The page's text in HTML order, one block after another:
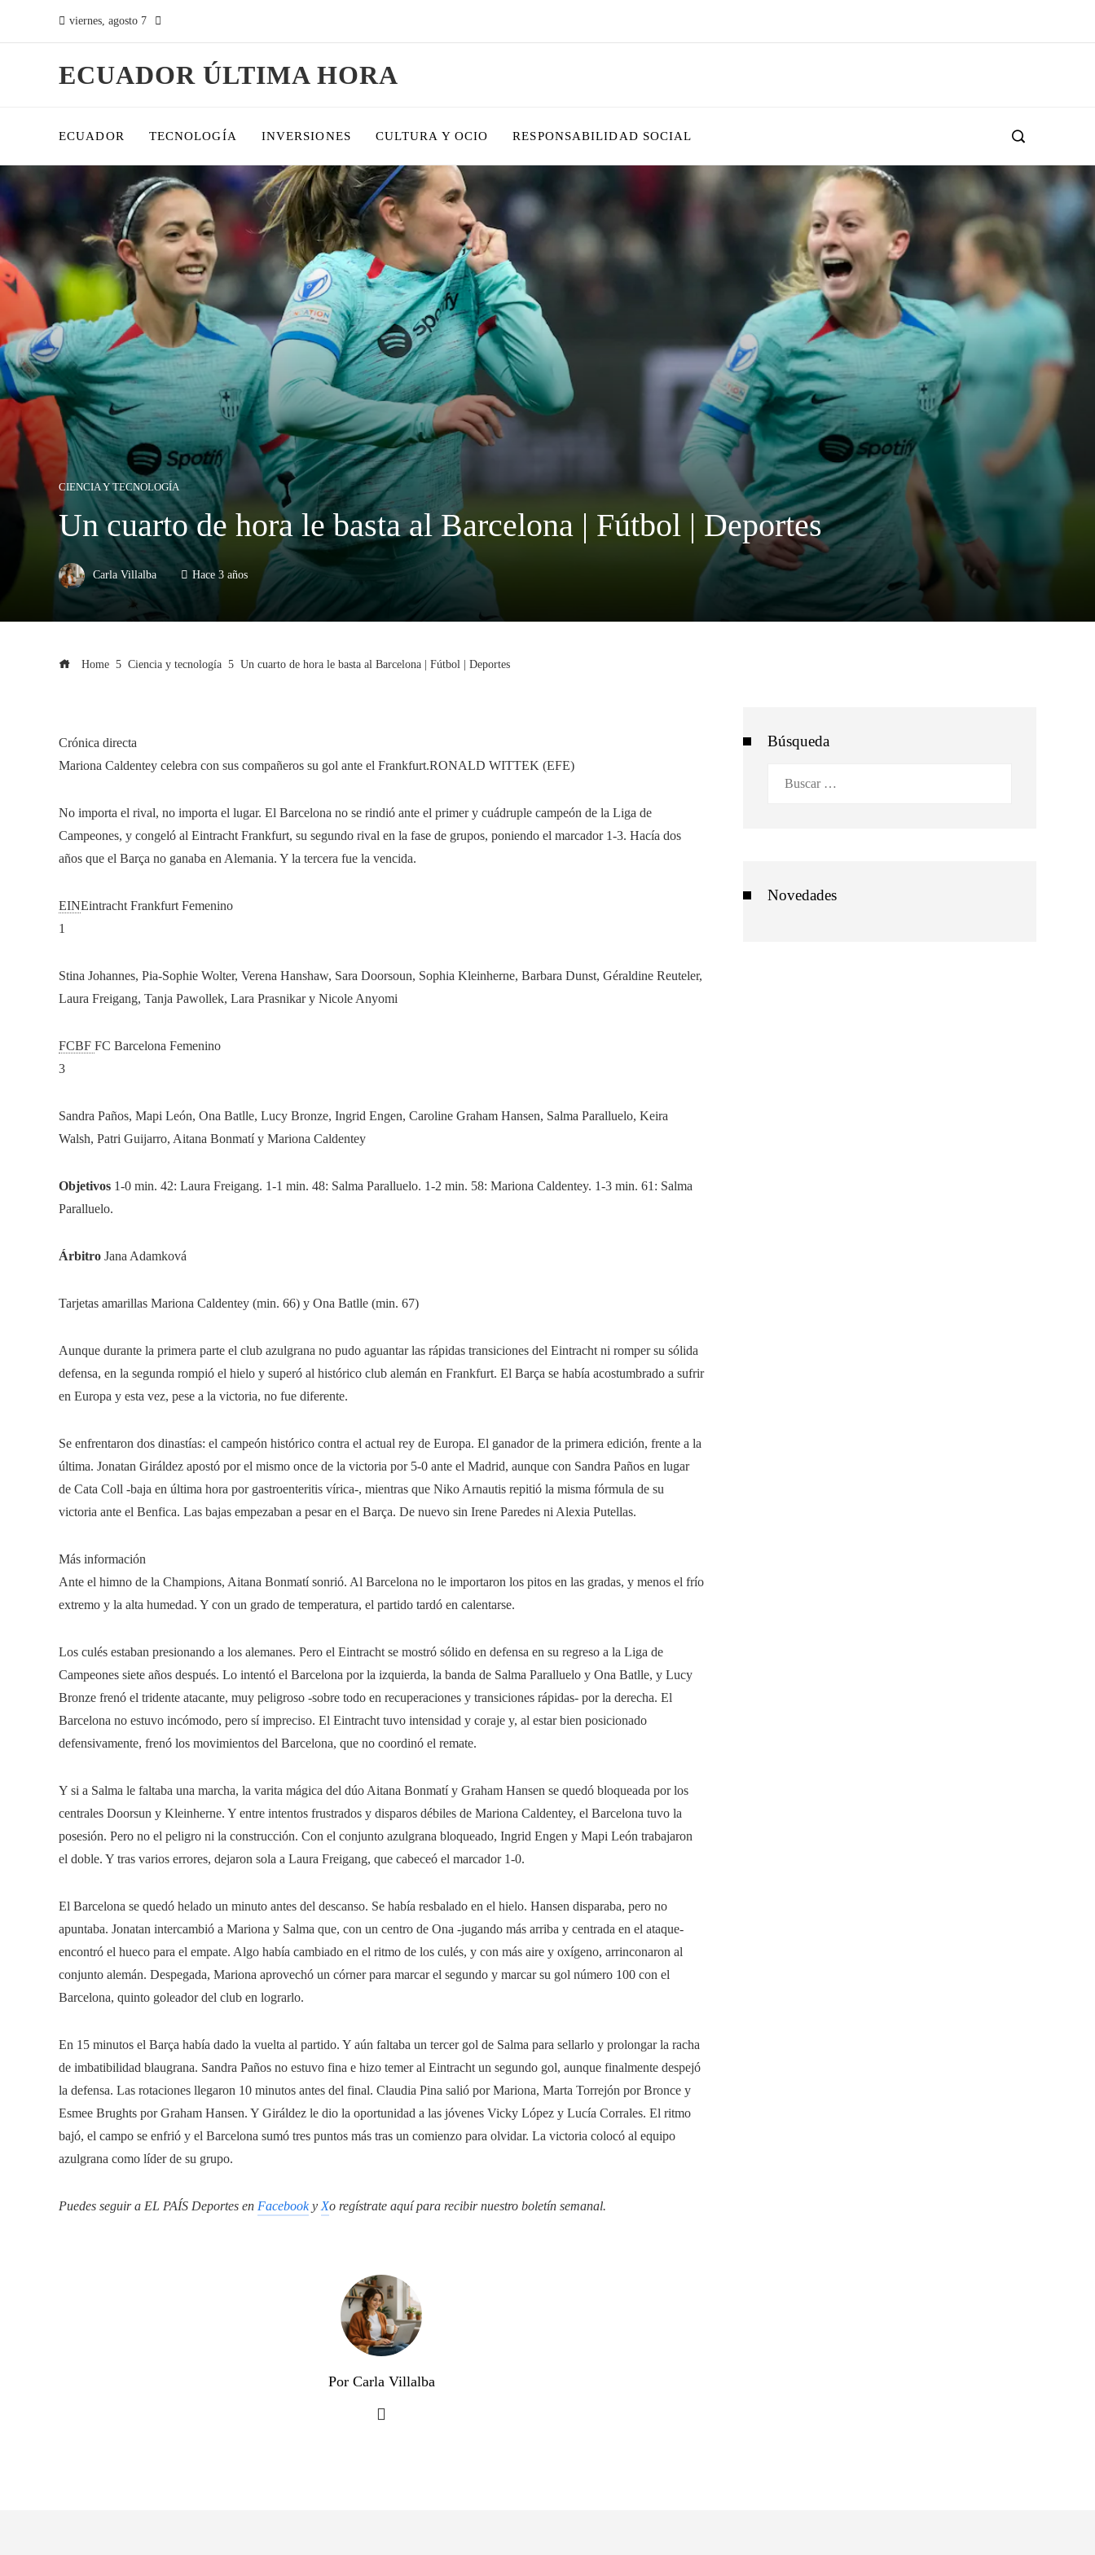
viernes, agosto 7
ECUADOR ÚLTIMA HORA
ECUADOR TECNOLOGÍA INVERSIONES CULTURA Y OCIO RESPONSABILIDAD SOCIAL
CIENCIA Y TECNOLOGÍA
Un cuarto de hora le basta al Barcelona | Fútbol | Deportes
Carla Villalba Hace 3 años
Home Ciencia y tecnología Un cuarto de hora le basta al Barcelona | Fútbol | Deportes
Crónica directa
Mariona Caldentey celebra con sus compañeros su gol ante el Frankfurt.RONALD WITTEK (EFE)
No importa el rival, no importa el lugar. El Barcelona no se rindió ante el primer y cuádruple campeón de la Liga de
Campeones, y congeló al Eintracht Frankfurt, su segundo rival en la fase de grupos, poniendo el marcador 1-3. Hacía dos
años que el Barça no ganaba en Alemania. Y la tercera fue la vencida.
EINEintracht Frankfurt Femenino
1
Stina Johannes, Pia-Sophie Wolter, Verena Hanshaw, Sara Doorsoun, Sophia Kleinherne, Barbara Dunst, Géraldine Reuteler,
Laura Freigang, Tanja Pawollek, Lara Prasnikar y Nicole Anyomi
FCBF FC Barcelona Femenino
3
Sandra Paños, Mapi León, Ona Batlle, Lucy Bronze, Ingrid Engen, Caroline Graham Hansen, Salma Paralluelo, Keira
Walsh, Patri Guijarro, Aitana Bonmatí y Mariona Caldentey
Objetivos 1-0 min. 42: Laura Freigang. 1-1 min. 48: Salma Paralluelo. 1-2 min. 58: Mariona Caldentey. 1-3 min. 61: Salma
Paralluelo.
Árbitro Jana Adamková
Tarjetas amarillas Mariona Caldentey (min. 66) y Ona Batlle (min. 67)
Aunque durante la primera parte el club azulgrana no pudo aguantar las rápidas transiciones del Eintracht ni romper su sólida
defensa, en la segunda rompió el hielo y superó al histórico club alemán en Frankfurt. El Barça se había acostumbrado a sufrir
en Europa y esta vez, pese a la victoria, no fue diferente.
Se enfrentaron dos dinastías: el campeón histórico contra el actual rey de Europa. El ganador de la primera edición, frente a la
última. Jonatan Giráldez apostó por el mismo once de la victoria por 5-0 ante el Madrid, aunque con Sandra Paños en lugar
de Cata Coll -baja en última hora por gastroenteritis vírica-, mientras que Niko Arnautis repitió la misma fórmula de su
victoria ante el Benfica. Las bajas empezaban a pesar en el Barça. De nuevo sin Irene Paredes ni Alexia Putellas.
Más información
Ante el himno de la Champions, Aitana Bonmatí sonrió. Al Barcelona no le importaron los pitos en las gradas, y menos el frío
extremo y la alta humedad. Y con un grado de temperatura, el partido tardó en calentarse.
Los culés estaban presionando a los alemanes. Pero el Eintracht se mostró sólido en defensa en su regreso a la Liga de
Campeones siete años después. Lo intentó el Barcelona por la izquierda, la banda de Salma Paralluelo y Ona Batlle, y Lucy
Bronze frenó el tridente atacante, muy peligroso -sobre todo en recuperaciones y transiciones rápidas- por la derecha. El
Barcelona no estuvo incómodo, pero sí impreciso. El Eintracht tuvo intensidad y coraje y, al estar bien posicionado
defensivamente, frenó los movimientos del Barcelona, ​​que no coordinó el remate.
Y si a Salma le faltaba una marcha, la varita mágica del dúo Aitana Bonmatí y Graham Hansen se quedó bloqueada por los
centrales Doorsun y Kleinherne. Y entre intentos frustrados y disparos débiles de Mariona Caldentey, el Barcelona tuvo la
posesión. Pero no el peligro ni la construcción. Con el conjunto azulgrana bloqueado, Ingrid Engen y Mapi León trabajaron
el doble. Y tras varios errores, dejaron sola a Laura Freigang, que cabeceó el marcador 1-0.
El Barcelona se quedó helado un minuto antes del descanso. Se había resbalado en el hielo. Hansen disparaba, pero no
apuntaba. Jonatan intercambió a Mariona y Salma que, con un centro de Ona -jugando más arriba y centrada en el ataque-
encontró el hueco para el empate. Algo había cambiado en el ritmo de los culés, y con más aire y oxígeno, arrinconaron al
conjunto alemán. Despegada, Mariona aprovechó un córner para marcar el segundo y marcar su gol número 100 con el
Barcelona, ​​quinto goleador del club en lograrlo.
En 15 minutos el Barça había dado la vuelta al partido. Y aún faltaba un tercer gol de Salma para sellarlo y prolongar la racha
de imbatibilidad blaugrana. Sandra Paños no estuvo fina e hizo temer al Eintracht un segundo gol, aunque finalmente despejó
la defensa. Las rotaciones llegaron 10 minutos antes del final. Claudia Pina salió por Mariona, Marta Torrejón por Bronce y
Esmee Brughts por Graham Hansen. Y Giráldez le dio la oportunidad a las jóvenes Vicky López y Lucía Corrales. El ritmo
bajó, el campo se enfrió y el Barcelona sumó tres puntos más tras un comienzo para olvidar. La victoria colocó al equipo
azulgrana como líder de su grupo.
Puedes seguir a EL PAÍS Deportes en Facebooky Xo regístrate aquí para recibirnuestro boletín semanal.
Por Carla Villalba
Búsqueda
Novedades